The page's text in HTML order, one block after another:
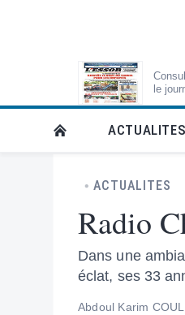
le
RETOUR À LA PAGE
ACTUALITES
ACTUALITES
Radio
Dans une
éclat, ses 33
Abdoul Karim